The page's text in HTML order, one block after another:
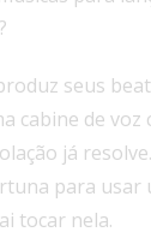
seus
cabine de voz
já
para usar
tocar nela.